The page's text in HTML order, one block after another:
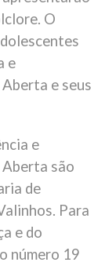
O
e
e seus
e
são
de
Para
e do
número 19